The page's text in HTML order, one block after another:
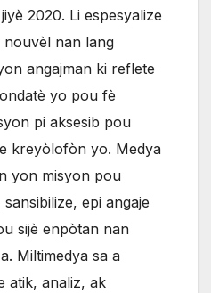
2020. Li espesyalize
nouvèl nan lang
angajman ki reflete
yo pou fè
pi aksesib pou
kreyòlofòn yo. Medya
yon misyon pou
epi angaje
sijè enpòtan nan
Miltimedya sa a
atik, analiz, ak